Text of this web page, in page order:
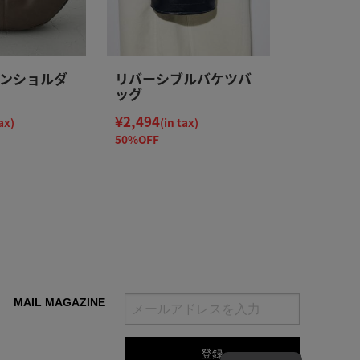
ショルダ リバーシブルバケツバ
ッグ
¥2,494(in tax)
50%OFF
MAIL MAGAZINE